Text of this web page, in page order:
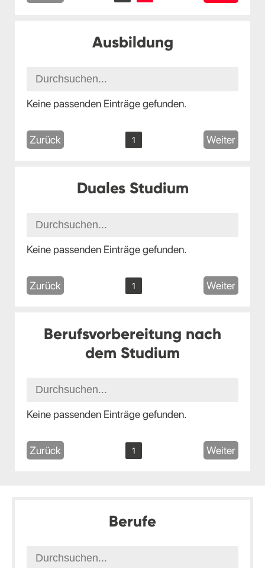
Ausbildung
Keine passenden Einträge gefunden.
Zurück 1 Weiter
Duales Studium
Keine passenden Einträge gefunden.
Zurück 1 Weiter
Berufsvorbereitung nach
dem Studium
Keine passenden Einträge gefunden.
Zurück 1 Weiter
Berufe